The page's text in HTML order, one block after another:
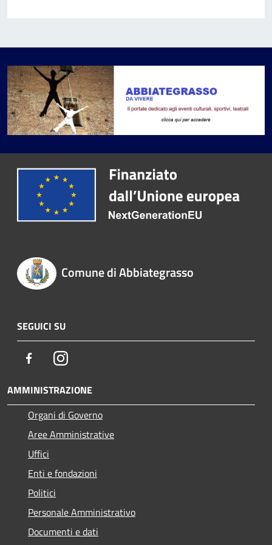
Comune di Abbiategrasso
SEGUICI SU
FacebookInstagram
AMMINISTRAZIONE
Organi di Governo
Aree Amministrative
Uffici
Enti e fondazioni
Politici
Personale Amministrativo
Documenti e dati